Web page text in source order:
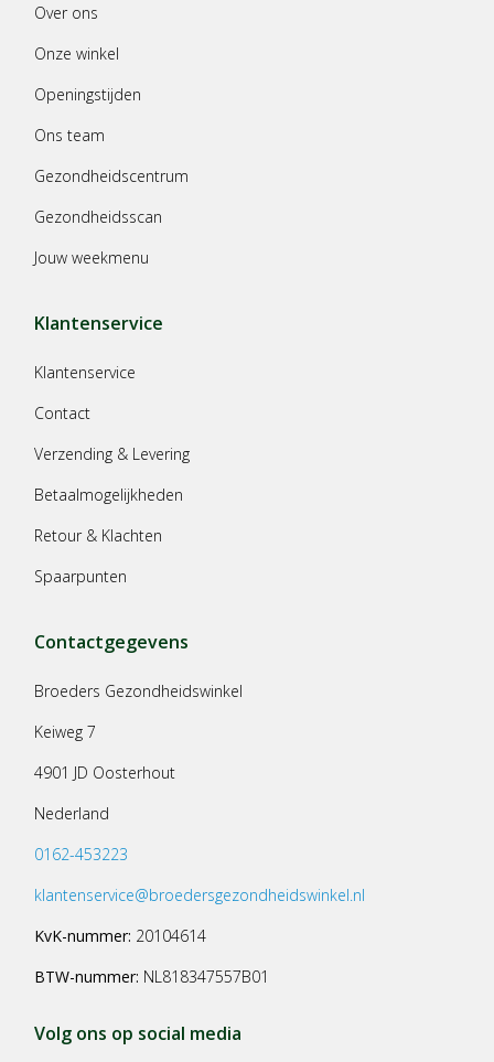
Over ons
Onze winkel
Openingstijden
Ons team
Gezondheidscentrum
Gezondheidsscan
Jouw weekmenu
Klantenservice
Klantenservice
Contact
Verzending & Levering
Betaalmogelijkheden
Retour & Klachten
Spaarpunten
Contactgegevens
Broeders Gezondheidswinkel
Keiweg 7
4901 JD Oosterhout
Nederland
0162-453223
klantenservice@broedersgezondheidswinkel.nl
KvK-nummer: 20104614
BTW-nummer: NL818347557B01
Volg ons op social media